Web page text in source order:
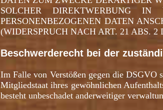
SOLCHER DIREKTWERBUNG
PERSONENBEZOGENEN DATEN
(WIDERSPRUCH NACH ART. 21 ABS. 2
Beschwerderecht bei der
Im Falle von Verstößen gegen die DSGVO
Mitgliedstaat ihres gewöhnlichen
besteht unbeschadet anderweitiger